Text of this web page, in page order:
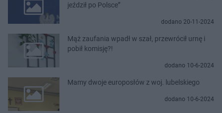
jeździł po Polsce”
dodano 20-11-2024
Mąż zaufania wpadł w szał, przewrócił urnę i
pobił komisję?!
dodano 10-6-2024
Mamy dwoje europosłów z woj. lubelskiego
dodano 10-6-2024